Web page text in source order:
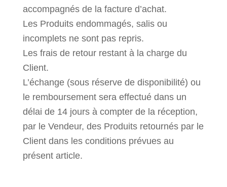
accompagnés de la facture d’achat.
Les Produits endommagés, salis ou
incomplets ne sont pas repris.
Les frais de retour restant à la charge du
Client.
L’échange (sous réserve de disponibilité) ou
le remboursement sera effectué dans un
délai de 14 jours à compter de la réception,
par le Vendeur, des Produits retournés par le
Client dans les conditions prévues au
présent article.